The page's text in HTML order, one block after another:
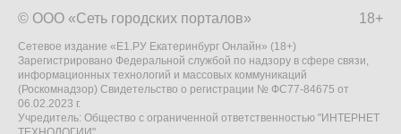
18+
© ООО «Сеть городских порталов»
Сетевое издание «Е1.РУ Екатеринбург Онлайн» (18+)
Зарегистрировано Федеральной службой по надзору в сфере связи,
информационных технологий и массовых коммуникаций
(Роскомнадзор) Свидетельство о регистрации № ФС77-84675 от
06.02.2023 г.
Учредитель: Общество с ограниченной ответственностью "ИНТЕРНЕТ